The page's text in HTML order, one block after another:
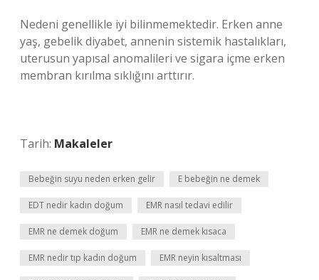
Nedeni genellikle iyi bilinmemektedir. Erken anne
yaş, gebelik diyabet, annenin sistemik hastalıkları,
uterusun yapısal anomalileri ve sigara içme erken
membran kırılma sıklığını arttırır.
Tarih: Makaleler
Bebeğin suyu neden erken gelir E bebeğin ne demek
EDT nedir kadın doğum EMR nasıl tedavi edilir
EMR ne demek doğum EMR ne demek kısaca
EMR nedir tıp kadın doğum EMR neyin kısaltması